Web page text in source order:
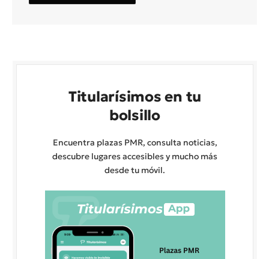
Titularísimos en tu
bolsillo
Encuentra plazas PMR, consulta noticias,
descubre lugares accesibles y mucho más
desde tu móvil.